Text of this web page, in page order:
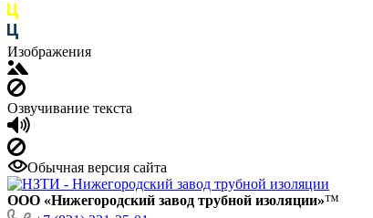
Изображения
Озвучивание текста
Обычная версия сайта
ООО «Нижегородский завод трубной изоляции»™